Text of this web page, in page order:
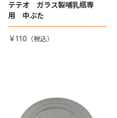
テテオ ガラス製哺乳瓶専
用 中ぶた
￥110